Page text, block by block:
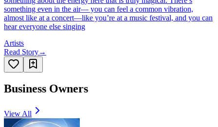
something even in the air— you can feel a common vibration,
almost like at a concert—like you’re at a music festival, and you can
hear everyone else singing
Artists
Read Story→
Business Owners
View All